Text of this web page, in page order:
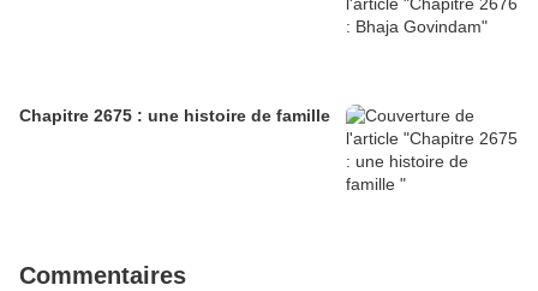
Chapitre 2675 : une histoire de famille
Commentaires